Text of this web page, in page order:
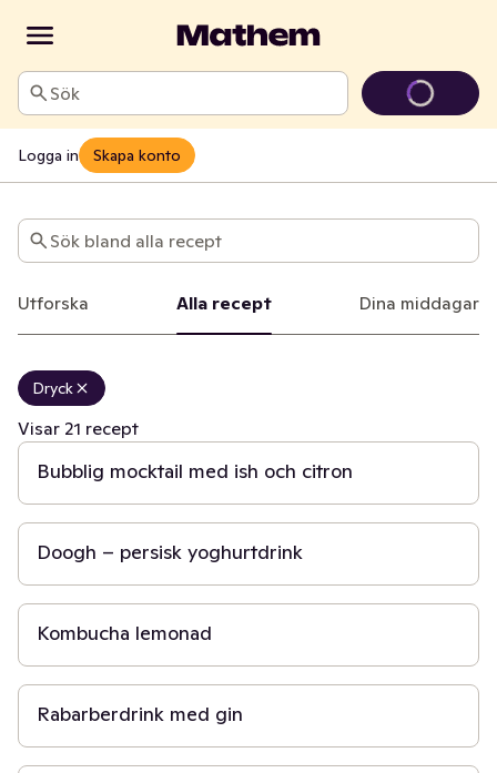
Sök
Logga in Skapa konto
Recept
Sök bland alla recept
Utforska Alla recept Dina middagar
Dryck
Visar 21 recept
10 min
Bubblig mocktail med ish och citron
5 min
Doogh – persisk yoghurtdrink
10 min
Kombucha lemonad
30 min
Rabarberdrink med gin
10 min